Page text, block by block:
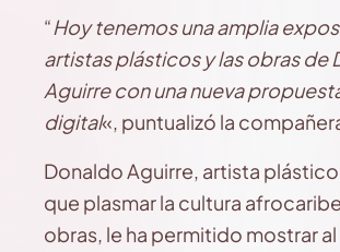
“Hoy tenemos una amplia
artistas plásticos y las obras de
Aguirre con una nueva
digital«, puntualizó la
Donaldo Aguirre, artista
que plasmar la cultura
obras, le ha permitido mostrar